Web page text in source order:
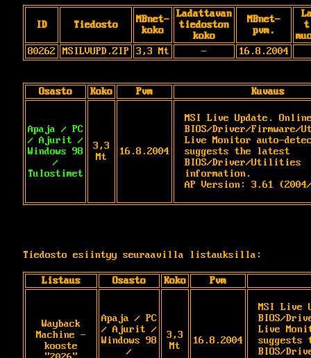
ID Tiedosto
MBnet-
koko
Ladattavan
tiedoston
koko
MBnet-
pvm.
80262
MSILVUPD.ZIP 3,3 Mt - 16.8.2004
Osasto Koko Pvm Kuvaus
Apaja / PC
/ Ajurit /
Windows 98
/
Tulostimet
3,3
Mt
16.8.2004
MSI Live Update.
BIOS/Driver/
Live Monitor auto-
suggests the latest
BIOS/Driver/Utilities
information.
AP Version: 3.61
Tiedosto esiintyy seuraavilla listauksilla:
Listaus Osasto Koko Pvm
Wayback
Machine -
kooste
Apaja / PC
/ Ajurit /
Windows 98
/
3,3
Mt
16.8.2004
MSI Live
BIOS/
Live
BIOS/